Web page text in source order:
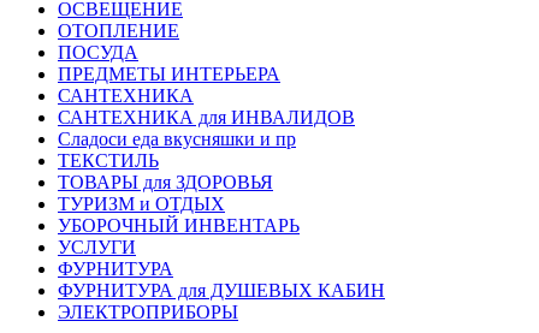
ОСВЕЩЕНИЕ
ОТОПЛЕНИЕ
ПОСУДА
ПРЕДМЕТЫ ИНТЕРЬЕРА
САНТЕХНИКА
САНТЕХНИКА для ИНВАЛИДОВ
Сладоси еда вкусняшки и пр
ТЕКСТИЛЬ
ТОВАРЫ для ЗДОРОВЬЯ
ТУРИЗМ и ОТДЫХ
УБОРОЧНЫЙ ИНВЕНТАРЬ
УСЛУГИ
ФУРНИТУРА
ФУРНИТУРА для ДУШЕВЫХ КАБИН
ЭЛЕКТРОПРИБОРЫ